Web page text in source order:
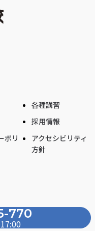
各種講習
採用情報
ポリ
アクセシビリティ
方針
770